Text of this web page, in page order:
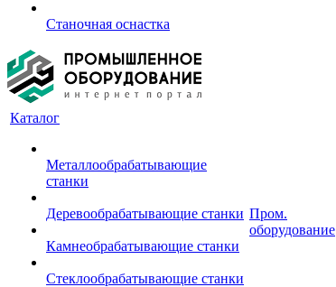
Станочная оснастка
Каталог
Металлообрабатывающие
станки
Деревообрабатывающие станки
Камнеобрабатывающие станки
Стеклообрабатывающие станки
Пром.
оборудование